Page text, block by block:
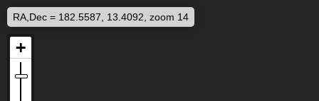
RA,Dec = 182.5587, 13.4092, zoom 14